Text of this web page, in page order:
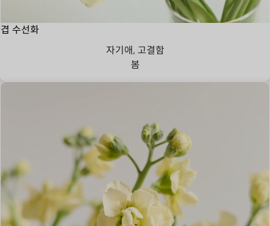
겹 수선화
자기애, 고결함
봄